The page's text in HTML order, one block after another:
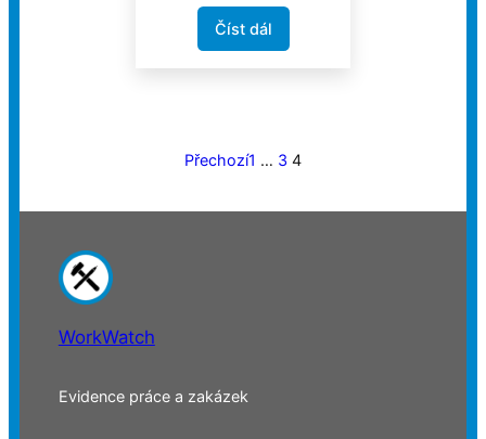
Číst dál
Přechozí1 … 3 4
WorkWatch
Evidence práce a zakázek